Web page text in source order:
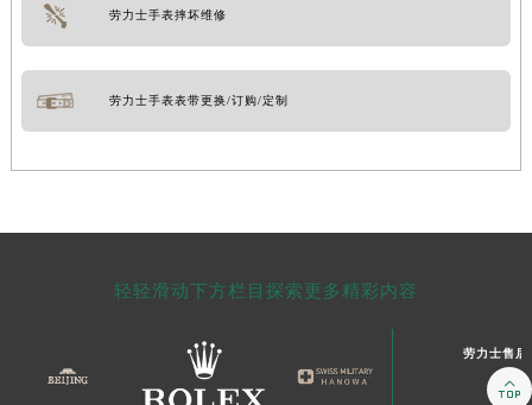
劳力士手表摔坏维修
劳力士手表表带更换/订购/定制
轻轻滑动下方栏目探索更多精彩内容
劳力士售后
